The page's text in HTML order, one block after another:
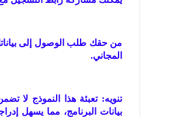
من حقك طلب الوصول إلى
المجاني.
تنويه: تعبئة هذا النموذج لا
بيانات البرنامج، مما يسهل